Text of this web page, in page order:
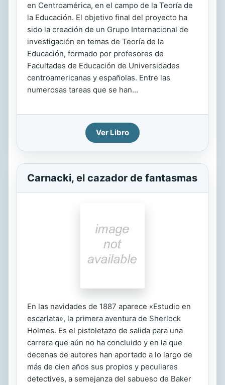
en Centroamérica, en el campo de la Teoría de
la Educación. El objetivo final del proyecto ha
sido la creación de un Grupo Internacional de
investigación en temas de Teoría de la
Educación, formado por profesores de
Facultades de Educación de Universidades
centroamericanas y españolas. Entre las
numerosas tareas que se han...
Ver Libro
Carnacki, el cazador de fantasmas
En las navidades de 1887 aparece «Estudio en
escarlata», la primera aventura de Sherlock
Holmes. Es el pistoletazo de salida para una
carrera que aún no ha concluido y en la que
decenas de autores han aportado a lo largo de
más de cien años sus propios y peculiares
detectives, a semejanza del sabueso de Baker